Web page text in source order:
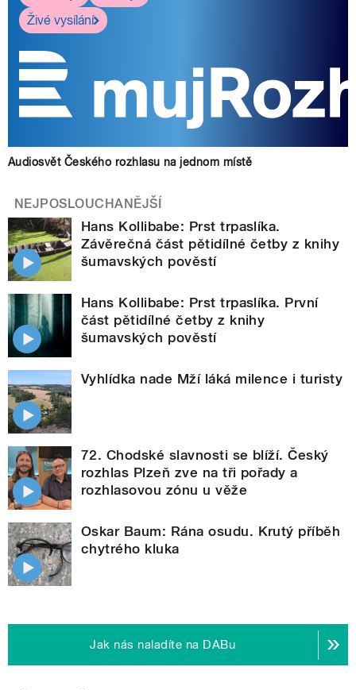
Živé vysílání
Audiosvět Českého rozhlasu na jednom místě
NEJPOSLOUCHANĚJŠÍ
Hans Kollibabe: Prst trpaslíka.
Závěrečná část pětidílné četby z knihy
šumavských pověstí
Hans Kollibabe: Prst trpaslíka. První
část pětidílné četby z knihy
šumavských pověstí
Vyhlídka nade Mží láká milence i turisty
72. Chodské slavnosti se blíží. Český
rozhlas Plzeň zve na tři pořady a
rozhlasovou zónu u věže
Oskar Baum: Rána osudu. Krutý příběh
chytrého kluka
Jak nás naladíte na DABu